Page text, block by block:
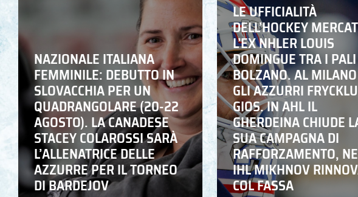
NAZIONALE ITALIANA
FEMMINILE: DEBUTTO IN
SLOVACCHIA PER UN
QUADRANGOLARE (20-22
AGOSTO). LA CANADESE
STACEY COLAROSSI SARÀ
L’ALLENATRICE DELLE
AZZURRE PER IL TORNEO
DI BARDEJOV
LE UFFICIALITÀ
DELL’HOCKEY
L’EX NHLER LOUIS
DOMINGUE TRA I
BOLZANO. AL
GLI AZZURRI
GIOS. IN AHL IL
GHERDEINA CHIUDE
SUA CAMPAGNA DI
RAFFORZAMENTO,
IHL MIKHNOV
COL FASSA